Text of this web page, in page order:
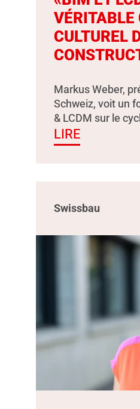
VÉRITABLE
CULTUREL
Markus Weber,
Schweiz, voit un
& LCDM sur le
LIRE
Swissbau